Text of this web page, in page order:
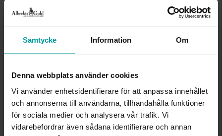
Samtycke Information Om
Denna webbplats använder cookies
Vi använder enhetsidentifierare för att anpassa innehållet
och annonserna till användarna, tillhandahålla funktioner
för sociala medier och analysera vår trafik. Vi
vidarebefordrar även sådana identifierare och annan
✅ Fri frakt till ombud vid köp över 500 kr.
LÄGG I VARUKORGEN
BOETT CA (MM)
33
VARUMÄRKE
Zone
MATERIAL
Metall, Silverfärgad